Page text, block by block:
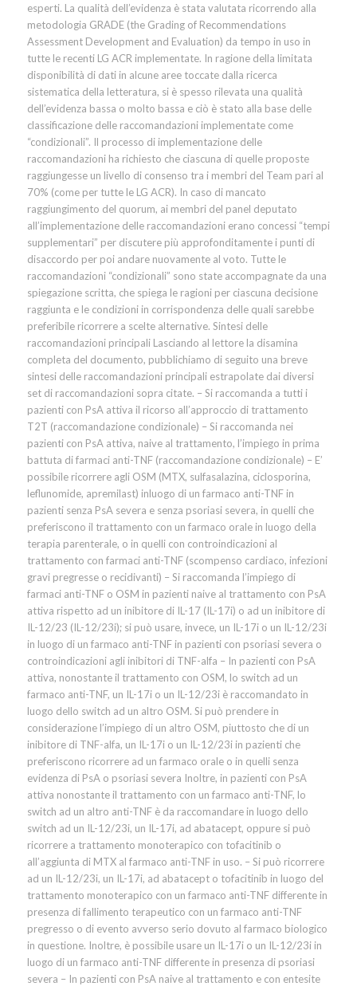
esperti. La qualità dell’evidenza è stata valutata ricorrendo alla
metodologia GRADE (the Grading of Recommendations
Assessment Development and Evaluation) da tempo in uso in
tutte le recenti LG ACR implementate. In ragione della limitata
disponibilità di dati in alcune aree toccate dalla ricerca
sistematica della letteratura, si è spesso rilevata una qualità
dell’evidenza bassa o molto bassa e ciò è stato alla base delle
classificazione delle raccomandazioni implementate come
“condizionali”. Il processo di implementazione delle
raccomandazioni ha richiesto che ciascuna di quelle proposte
raggiungesse un livello di consenso tra i membri del Team pari al
70% (come per tutte le LG ACR). In caso di mancato
raggiungimento del quorum, ai membri del panel deputato
all’implementazione delle raccomandazioni erano concessi “tempi
supplementari” per discutere più approfonditamente i punti di
disaccordo per poi andare nuovamente al voto. Tutte le
raccomandazioni “condizionali” sono state accompagnate da una
spiegazione scritta, che spiega le ragioni per ciascuna decisione
raggiunta e le condizioni in corrispondenza delle quali sarebbe
preferibile ricorrere a scelte alternative. Sintesi delle
raccomandazioni principali Lasciando al lettore la disamina
completa del documento, pubblichiamo di seguito una breve
sintesi delle raccomandazioni principali estrapolate dai diversi
set di raccomandazioni sopra citate. – Si raccomanda a tutti i
pazienti con PsA attiva il ricorso all’approccio di trattamento
T2T (raccomandazione condizionale) – Si raccomanda nei
pazienti con PsA attiva, naive al trattamento, l’impiego in prima
battuta di farmaci anti-TNF (raccomandazione condizionale) – E’
possibile ricorrere agli OSM (MTX, sulfasalazina, ciclosporina,
leflunomide, apremilast) inluogo di un farmaco anti-TNF in
pazienti senza PsA severa e senza psoriasi severa, in quelli che
preferiscono il trattamento con un farmaco orale in luogo della
terapia parenterale, o in quelli con controindicazioni al
trattamento con farmaci anti-TNF (scompenso cardiaco, infezioni
gravi pregresse o recidivanti) – Si raccomanda l’impiego di
farmaci anti-TNF o OSM in pazienti naive al trattamento con PsA
attiva rispetto ad un inibitore di IL-17 (IL-17i) o ad un inibitore di
IL-12/23 (IL-12/23i); si può usare, invece, un IL-17i o un IL-12/23i
in luogo di un farmaco anti-TNF in pazienti con psoriasi severa o
controindicazioni agli inibitori di TNF-alfa – In pazienti con PsA
attiva, nonostante il trattamento con OSM, lo switch ad un
farmaco anti-TNF, un IL-17i o un IL-12/23i è raccomandato in
luogo dello switch ad un altro OSM. Si può prendere in
considerazione l’impiego di un altro OSM, piuttosto che di un
inibitore di TNF-alfa, un IL-17i o un IL-12/23i in pazienti che
preferiscono ricorrere ad un farmaco orale o in quelli senza
evidenza di PsA o psoriasi severa Inoltre, in pazienti con PsA
attiva nonostante il trattamento con un farmaco anti-TNF, lo
switch ad un altro anti-TNF è da raccomandare in luogo dello
switch ad un IL-12/23i, un IL-17i, ad abatacept, oppure si può
ricorrere a trattamento monoterapico con tofacitinib o
all’aggiunta di MTX al farmaco anti-TNF in uso. – Si può ricorrere
ad un IL-12/23i, un IL-17i, ad abatacept o tofacitinib in luogo del
trattamento monoterapico con un farmaco anti-TNF differente in
presenza di fallimento terapeutico con un farmaco anti-TNF
pregresso o di evento avverso serio dovuto al farmaco biologico
in questione. Inoltre, è possibile usare un IL-17i o un IL-12/23i in
luogo di un farmaco anti-TNF differente in presenza di psoriasi
severa – In pazienti con PsA naive al trattamento e con entesite